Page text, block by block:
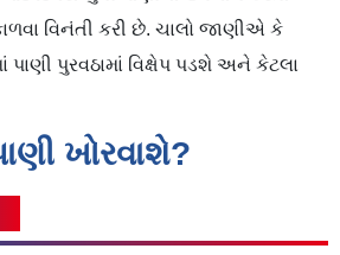
વિનંતી કરી છે. ચાલો જાણીએ કે
પાણી પુરવઠામાં વિક્ષેપ પડશે અને કેટલા
ખોરવાશે?